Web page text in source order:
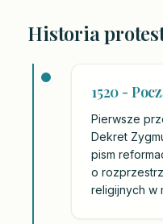
Historia
1520 -
Pierwsze
Dekret
pism
o
religijnych w